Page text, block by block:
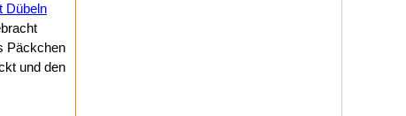
Dübeln
Päckchen
und den